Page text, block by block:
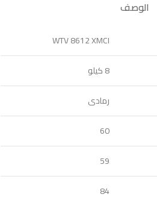
الوصف
WTV 8612 XMCI
8 كيلو
رمادى
60
59
84